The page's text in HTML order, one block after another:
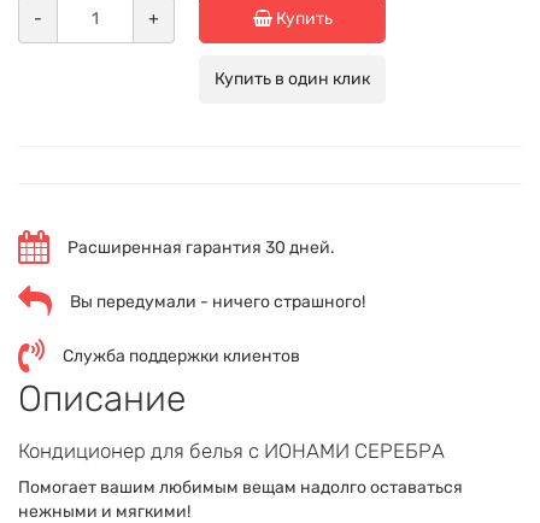
- + Купить
Купить в один клик
Расширенная гарантия 30 дней.
Вы передумали - ничего страшного!
Служба поддержки клиентов
Описание
Кондиционер для белья с ИОНАМИ СЕРЕБРА
Помогает вашим любимым вещам надолго оставаться
нежными и мягкими!